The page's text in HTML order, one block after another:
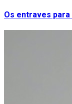
Os entraves